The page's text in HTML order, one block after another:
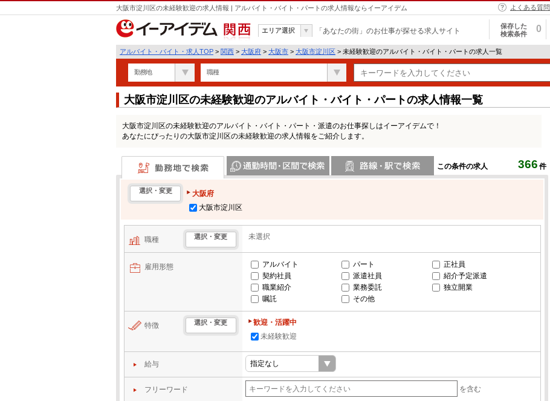
大阪市淀川区の未経験歓迎の求人情報 | アルバイト・バイト・パートの求人情報ならイーアイデム よくある質問
関西
エリア選択 「あなたの街」のお仕事が探せる求人サイト
保存した
検索条件
0
アルバイト・バイト・求人TOP > 関西 > 大阪府 > 大阪市 > 大阪市淀川区 > 未経験歓迎のアルバイト・バイト・パートの求人一覧
勤務地 職種
大阪市淀川区の未経験歓迎のアルバイト・バイト・パートの求人情報一覧
大阪市淀川区の未経験歓迎のアルバイト・バイト・パート・派遣のお仕事探しはイーアイデムで！
あなたにぴったりの大阪市淀川区の未経験歓迎の求人情報をご紹介します。
この条件の求人 366 件
勤務地で検索
選択・変更
大阪府
大阪市淀川区
職種 選択・変更 未選択
雇用形態 アルバイト パート
正社員
契約社員
派遣社員
紹介予定派遣
職業紹介
業務委託
独立開業
嘱託
その他
特徴 選択・変更
歓迎・活躍中
未経験歓迎
給与
フリーワード を含む